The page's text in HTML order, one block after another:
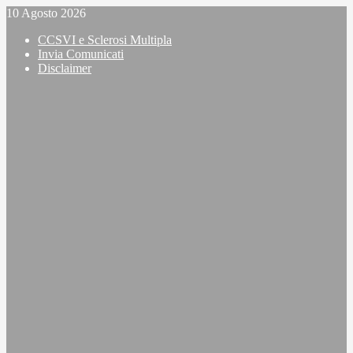
Vai
contenuto
10 Agosto 2026
CCSVI e Sclerosi Multipla
Invia Comunicati
Disclaimer